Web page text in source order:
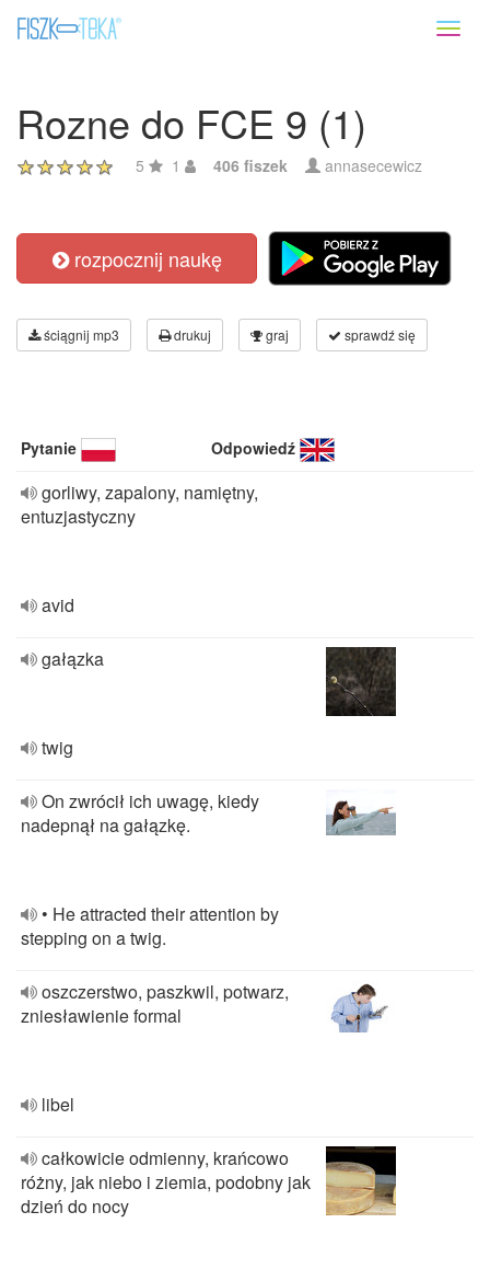
Rozne do FCE 9 (1)
5 1 406 fiszek annasecewicz
rozpocznij naukę
ściągnij mp3 drukuj graj sprawdź się
Pytanie Odpowiedź
gorliwy, zapalony, namiętny,
entuzjastyczny
avid
gałązka
twig
On zwrócił ich uwagę, kiedy
nadepnął na gałązkę.
• He attracted their attention by
stepping on a twig.
oszczerstwo, paszkwil, potwarz,
zniesławienie formal
libel
całkowicie odmienny, krańcowo
różny, jak niebo i ziemia, podobny jak
dzień do nocy